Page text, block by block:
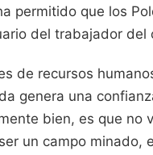
permitido que los
del trabajador del
de recursos
genera una
bien, es que no
un campo minado,